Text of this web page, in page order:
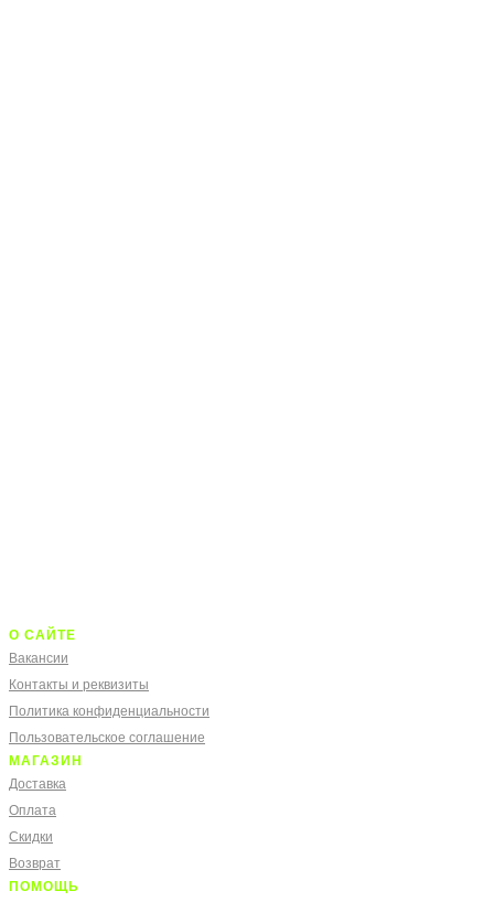
О САЙТЕ
Вакансии
Контакты и реквизиты
Политика конфиденциальности
Пользовательское соглашение
МАГАЗИН
Доставка
Оплата
Скидки
Возврат
ПОМОЩЬ